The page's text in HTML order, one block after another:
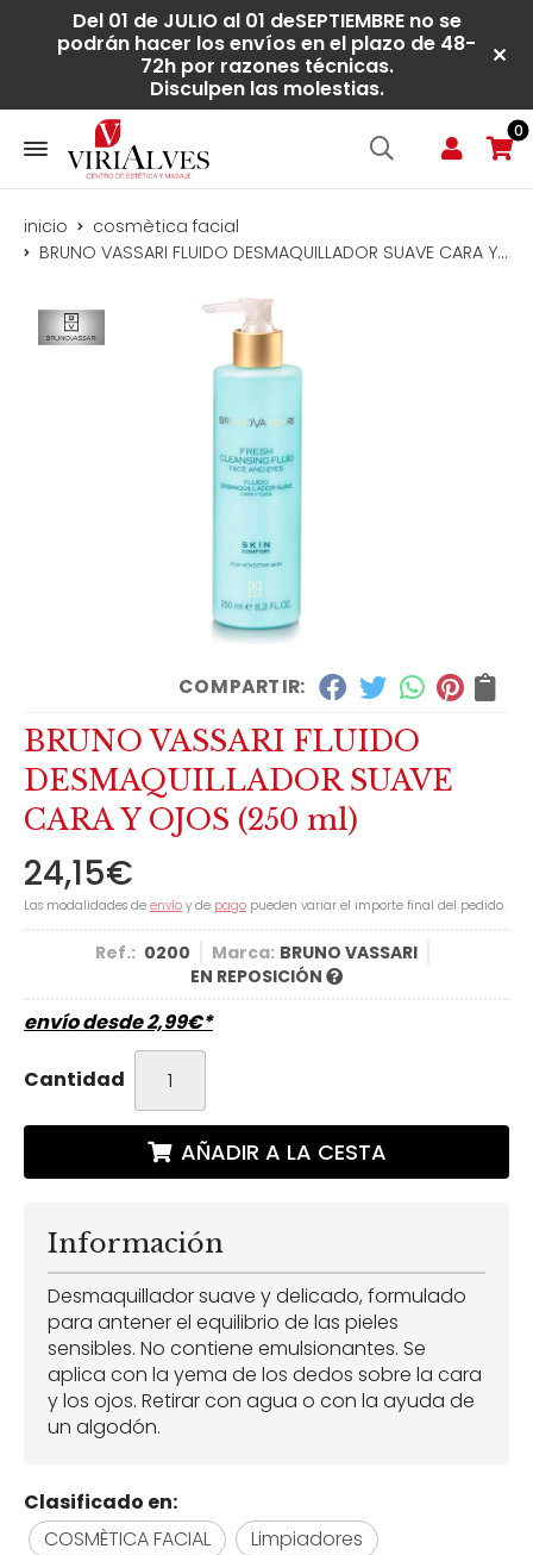
Del 01 de JULIO al 01 deSEPTIEMBRE no se
podrán hacer los envíos en el plazo de 48-
72h por razones técnicas.
Disculpen las molestias.
0
inicio
cosmètica facial
BRUNO VASSARI FLUIDO DESMAQUILLADOR SUAVE CARA Y OJOS (250 ml)
COMPARTIR:
BRUNO VASSARI FLUIDO
DESMAQUILLADOR SUAVE
CARA Y OJOS (250 ml)
24,15€
Las modalidades de envío y de pago pueden variar el importe final del pedido.
Ref.: 0200 Marca: BRUNO VASSARI
EN REPOSICIÓN
envío desde2,99€*
Cantidad
AÑADIR A LA CESTA
Información
Desmaquillador suave y delicado, formulado
para antener el equilibrio de las pieles
sensibles. No contiene emulsionantes. Se
aplica con la yema de los dedos sobre la cara
y los ojos. Retirar con agua o con la ayuda de
un algodón.
Clasificado en:
COSMÈTICA FACIAL
Limpiadores